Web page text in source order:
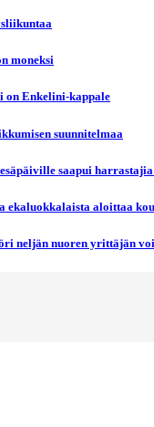
moneksi
on Enkelini-kappale
suunnitelmaa
saapui
ekaluokkalaista aloittaa
neljän nuoren yrittäjän